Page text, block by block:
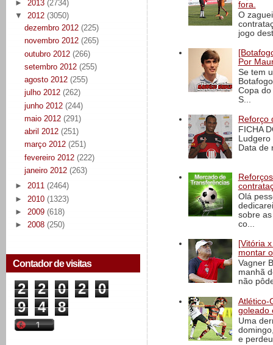
► 2013 (2734)
▼ 2012 (3050)
dezembro 2012 (225)
novembro 2012 (265)
outubro 2012 (266)
setembro 2012 (255)
agosto 2012 (255)
julho 2012 (262)
junho 2012 (244)
maio 2012 (291)
abril 2012 (251)
março 2012 (251)
fevereiro 2012 (222)
janeiro 2012 (263)
► 2011 (2464)
► 2010 (1323)
► 2009 (618)
► 2008 (250)
Contador de visitas
2 2 0 2
0
9
4 8
fora.
O
jogo
Por
Se tem
Copa
S...
Reforço
FICHA
Data de
Olá
sobre
co...
[Vitória
montar
Vagner
manhã
não
Atlético-
goleado
Uma
e